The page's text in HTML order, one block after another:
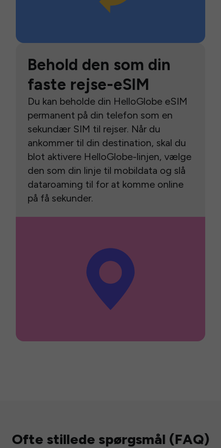
Behold den som din
faste rejse-eSIM
Du kan beholde din HelloGlobe eSIM
permanent på din telefon som en
sekundær SIM til rejser. Når du
ankommer til din destination, skal du
blot aktivere HelloGlobe-linjen, vælge
den som din linje til mobildata og slå
dataroaming til for at komme online
på få sekunder.
Ofte stillede spørgsmål (FAQ)